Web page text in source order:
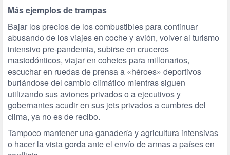
Más ejemplos de trampas
Bajar los precios de los combustibles para continuar
abusando de los viajes en coche y avión, volver al turismo
intensivo pre-pandemia, subirse en cruceros
mastodónticos, viajar en cohetes para millonarios,
escuchar en ruedas de prensa a «héroes» deportivos
burlándose del cambio climático mientras siguen
utilizando sus aviones privados o a ejecutivos y
gobernantes acudir en sus jets privados a cumbres del
clima, ya no es de recibo.
Tampoco mantener una ganadería y agricultura intensivas
o hacer la vista gorda ante el envío de armas a países en